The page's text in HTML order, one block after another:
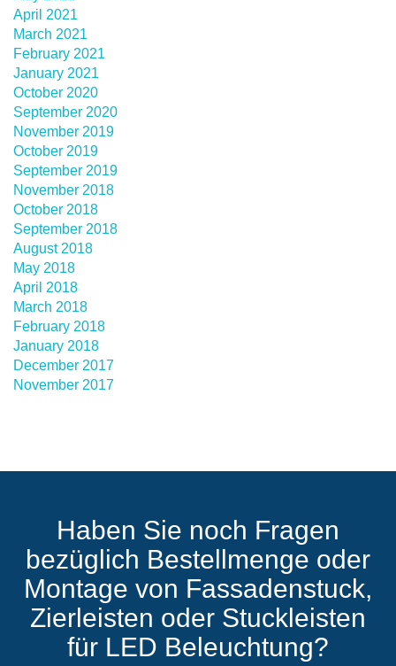
April 2021
March 2021
February 2021
January 2021
October 2020
September 2020
November 2019
October 2019
September 2019
November 2018
October 2018
September 2018
August 2018
May 2018
April 2018
March 2018
February 2018
January 2018
December 2017
November 2017
Haben Sie noch Fragen
bezüglich Bestellmenge oder
Montage von Fassadenstuck,
Zierleisten oder Stuckleisten
für LED Beleuchtung?